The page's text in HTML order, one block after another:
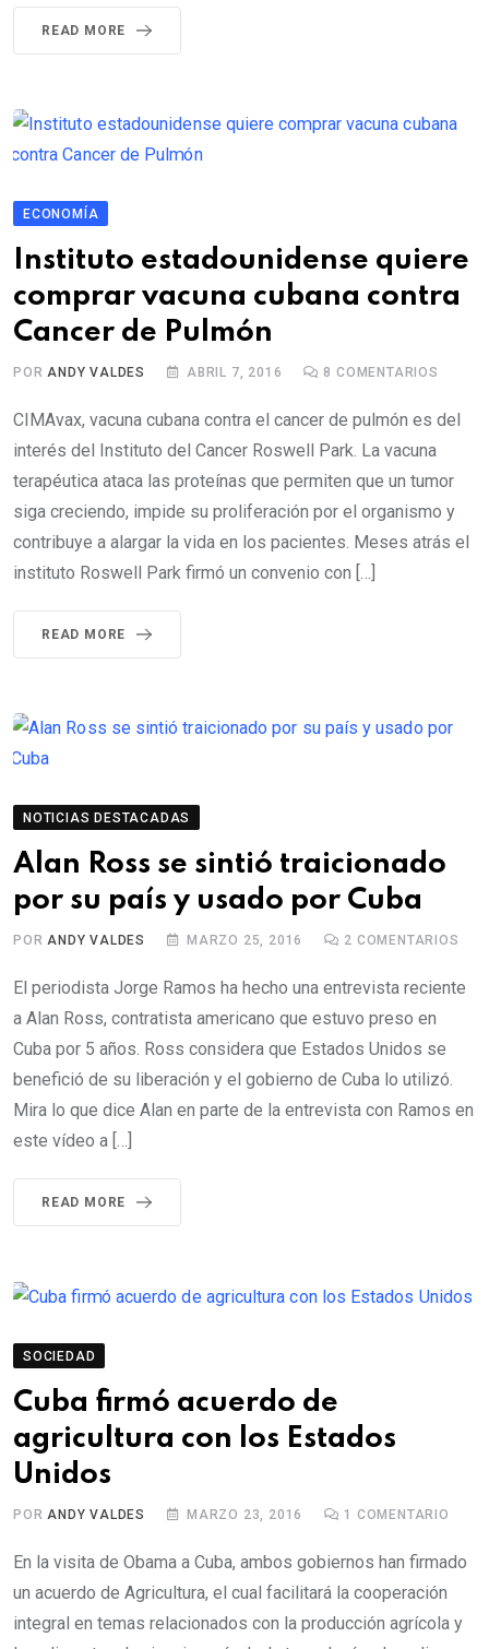
READ MORE
ECONOMÍA
Instituto estadounidense quiere
comprar vacuna cubana contra
Cancer de Pulmón
PORANDY VALDES ABRIL 7, 2016 8 COMENTARIOS
CIMAvax, vacuna cubana contra el cancer de pulmón es del
interés del Instituto del Cancer Roswell Park. La vacuna
terapéutica ataca las proteínas que permiten que un tumor
siga creciendo, impide su proliferación por el organismo y
contribuye a alargar la vida en los pacientes. Meses atrás el
instituto Roswell Park firmó un convenio con […]
READ MORE
NOTICIAS DESTACADAS
Alan Ross se sintió traicionado
por su país y usado por Cuba
PORANDY VALDES MARZO 25, 2016 2 COMENTARIOS
El periodista Jorge Ramos ha hecho una entrevista reciente
a Alan Ross, contratista americano que estuvo preso en
Cuba por 5 años. Ross considera que Estados Unidos se
benefició de su liberación y el gobierno de Cuba lo utilizó.
Mira lo que dice Alan en parte de la entrevista con Ramos en
este vídeo a […]
READ MORE
SOCIEDAD
Cuba firmó acuerdo de
agricultura con los Estados
Unidos
POR ANDY VALDES MARZO 23, 2016 1 COMENTARIO
En la visita de Obama a Cuba, ambos gobiernos han firmado
un acuerdo de Agricultura, el cual facilitará la cooperación
integral en temas relacionados con la producción agrícola y